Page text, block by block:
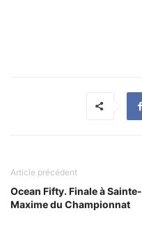
Article précédent
Ocean Fifty. Finale à Sainte-
Maxime du Championnat